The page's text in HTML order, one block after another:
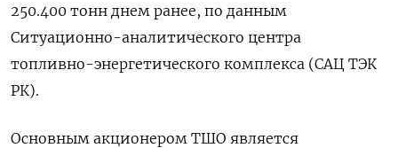
250.400 тонн днем ранее, по данным
Ситуационно-аналитического центра
топливно-энергетического комплекса (САЦ ТЭК
РК).
Основным акционером ТШО является